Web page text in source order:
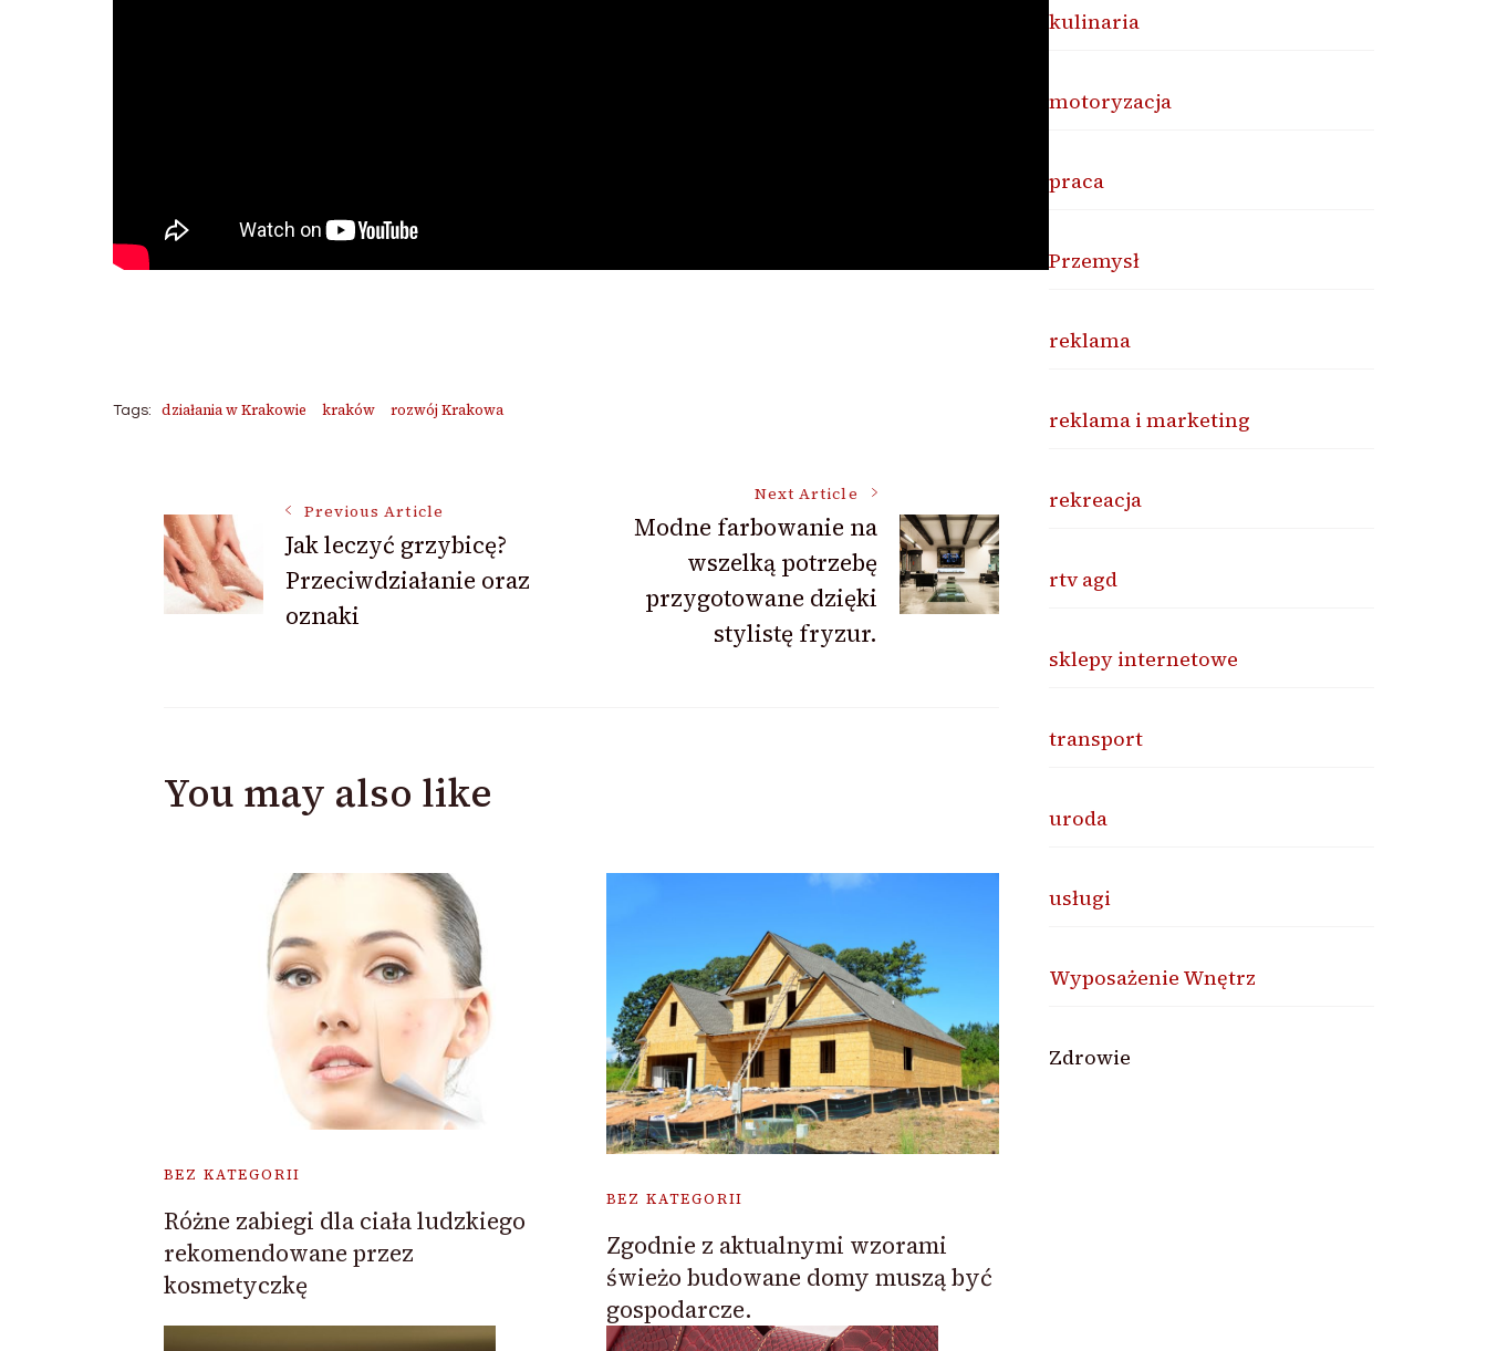
Tags: działania w Krakowie kraków rozwój Krakowa
Post
Navigation
Previous Article
Jak leczyć grzybicę?
Przeciwdziałanie oraz
oznaki
Next Article
Modne farbowanie na
wszelką potrzebę
przygotowane dzięki
stylistę fryzur.
You may also like
BEZ KATEGORII
Różne zabiegi dla ciała ludzkiego
rekomendowane przez
kosmetyczkę
BEZ KATEGORII
Zgodnie z aktualnymi wzorami
świeżo budowane domy muszą być
gospodarcze.
kulinaria
motoryzacja
praca
Przemysł
reklama
reklama i marketing
rekreacja
rtv agd
sklepy internetowe
transport
uroda
usługi
Wyposażenie Wnętrz
Zdrowie